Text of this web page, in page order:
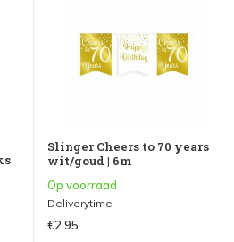
Slinger Cheers to 70 years
wit/goud | 6m
Op voorraad
Deliverytime
€2,95